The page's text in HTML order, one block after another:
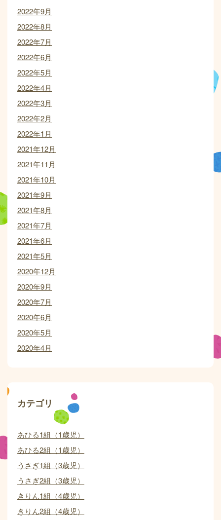
2022年9月
2022年8月
2022年7月
2022年6月
2022年5月
2022年4月
2022年3月
2022年2月
2022年1月
2021年12月
2021年11月
2021年10月
2021年9月
2021年8月
2021年7月
2021年6月
2021年5月
2020年12月
2020年9月
2020年7月
2020年6月
2020年5月
2020年4月
カテゴリ
あひる1組（1歳児）
あひる2組（1歳児）
うさぎ1組（3歳児）
うさぎ2組（3歳児）
きりん1組（4歳児）
きりん2組（4歳児）